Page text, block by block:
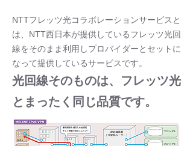
NTTフレッツ光コラボレーションサービスと
は、NTT西日本が提供しているフレッツ光回
線をそのまま利用しプロバイダーとセットに
なって提供しているサービスです。
光回線そのものは、フレッツ光
とまったく同じ品質です。